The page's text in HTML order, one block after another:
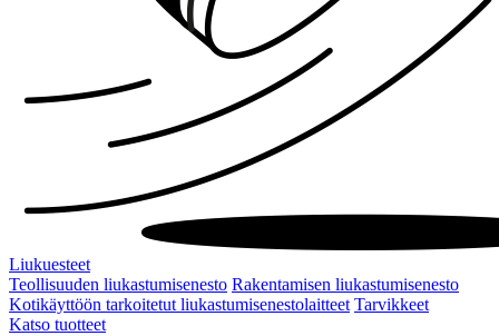
Liukuesteet
Teollisuuden liukastumisenesto Rakentamisen liukastumisenesto
Kotikäyttöön tarkoitetut liukastumisenestolaitteet Tarvikkeet
Katso tuotteet